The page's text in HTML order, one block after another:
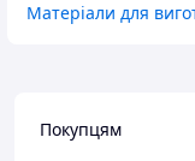
Матеріали для
Покупцям